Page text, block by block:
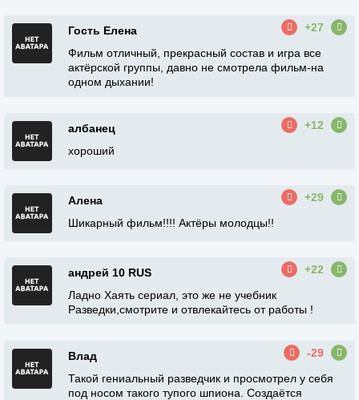
Гость Елена
+27
Фильм отличный, прекрасный состав и игра все
актёрской группы, давно не смотрела фильм-на
одном дыхании!
албанец
+12
хороший
Алена
+29
Шикарный фильм!!!! Актёры молодцы!!
андрей 10 RUS
+22
Ладно Хаять сериал, это же не учебник
Разведки,смотрите и отвлекайтесь от работы !
Влад
-29
Такой гениальный разведчик и просмотрел у себя
под носом такого тупого шпиона. Создаётся